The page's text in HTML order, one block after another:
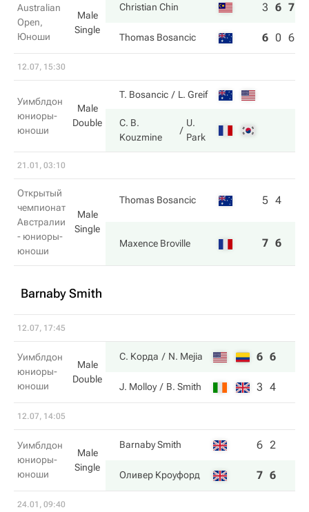
Australian
Open,
Юноши
Male
Single
Christian Chin 3 6 7
Thomas Bosancic 6 0 6
12.07, 15:30
Уимблдон
юниоры-
юноши
Male
Double
T. Bosancic L. Greif
C. B.
Kouzmine
U.
Park
21.01, 03:10
Открытый
чемпионат
Австралии
- юниоры-
юноши
Male
Single
Thomas Bosancic 5 4
Maxence Broville 7 6
Barnaby Smith
12.07, 17:45
Уимблдон
юниоры-
юноши
Male
Double
С. Корда N. Mejia 6 6
J. Molloy B. Smith 3 4
12.07, 14:05
Уимблдон
юниоры-
юноши
Male
Single
Barnaby Smith 6 2
Оливер Кроуфорд 7 6
24.01, 09:40